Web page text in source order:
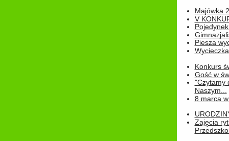
Majówka
V
Piesza
Konkurs
Gość w
"Czytamy
Naszym...
8 marca
Zajęcia